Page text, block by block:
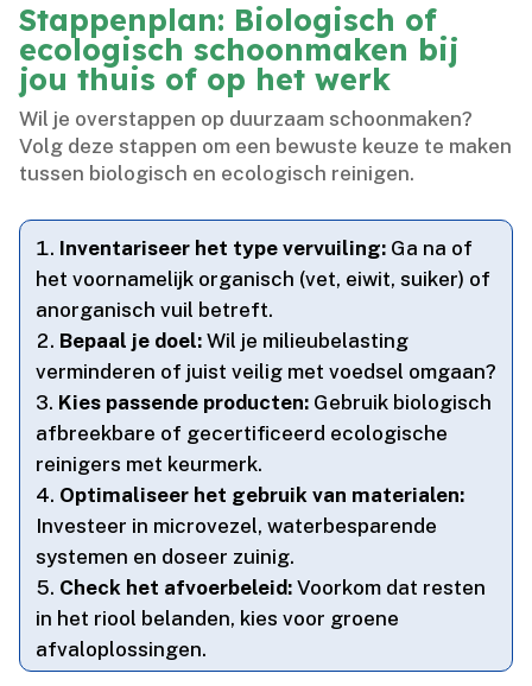
Stappenplan: Biologisch of
ecologisch schoonmaken bij
jou thuis of op het werk
Wil je overstappen op duurzaam schoonmaken?
Volg deze stappen om een bewuste keuze te maken
tussen biologisch en ecologisch reinigen.​
Inventariseer het type vervuiling: Ga na of
het voornamelijk organisch (vet, eiwit, suiker) of
anorganisch vuil betreft.​
Bepaal je doel: Wil je milieubelasting
verminderen of juist veilig met voedsel omgaan?
Kies passende producten: Gebruik biologisch
afbreekbare of gecertificeerd ecologische
reinigers met keurmerk.​
Optimaliseer het gebruik van materialen:
Investeer in microvezel, waterbesparende
systemen en doseer zuinig.​
Check het afvoerbeleid: Voorkom dat resten
in het riool belanden, kies voor groene
afvaloplossingen.​